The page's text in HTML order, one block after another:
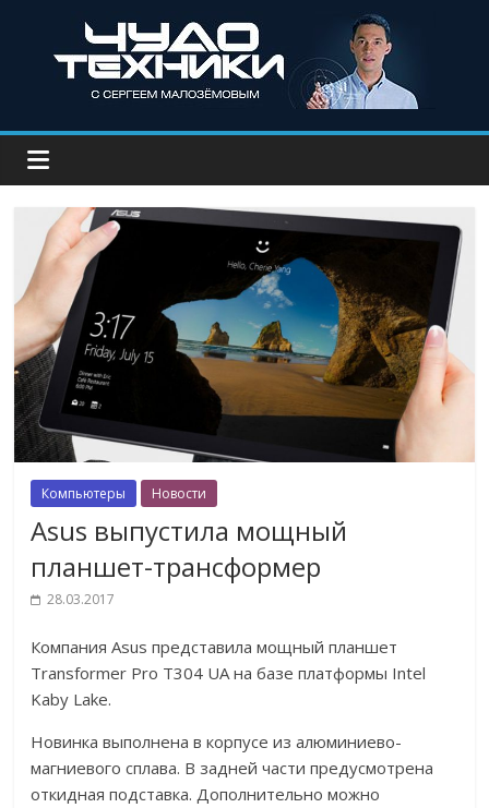
Компьютеры Новости
Asus выпустила мощный
планшет-трансформер
28.03.2017
Компания Asus представила мощный планшет
Transformer Pro T304 UA на базе платформы Intel
Kaby Lake.
Новинка выполнена в корпусе из алюминиево-
магниевого сплава. В задней части предусмотрена
откидная подставка. Дополнительно можно